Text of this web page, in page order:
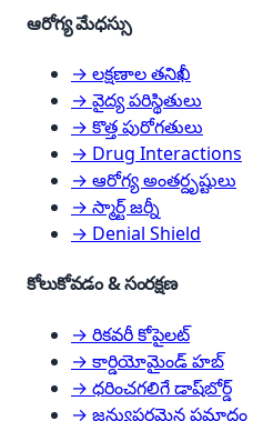
ఆరోగ్య మేధస్సు
→ లక్షణాల తనిఖీ
→ వైద్య పరిస్థితులు
→ కొత్త పురోగతులు
→ Drug Interactions
→ ఆరోగ్య అంతర్దృష్టులు
→ స్మార్ట్ జర్నీ
→ Denial Shield
కోలుకోవడం & సంరక్షణ
→ రికవరీ కోపైలట్
→ కార్డియోమైండ్ హబ్
→ ధరించగలిగే డాష్‌బోర్డ్
→ జన్యుపరమైన ప్రమాదం